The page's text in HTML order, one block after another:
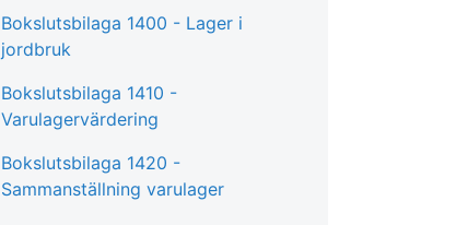
Bokslutsbilaga 1400 - Lager i
jordbruk
Bokslutsbilaga 1410 -
Varulagervärdering
Bokslutsbilaga 1420 -
Sammanställning varulager